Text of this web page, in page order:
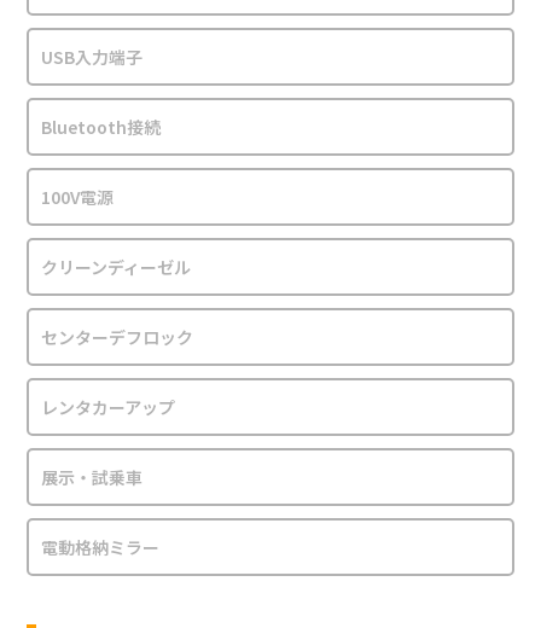
USB入力端子
Bluetooth接続
100V電源
クリーンディーゼル
センターデフロック
レンタカーアップ
展示・試乗車
電動格納ミラー